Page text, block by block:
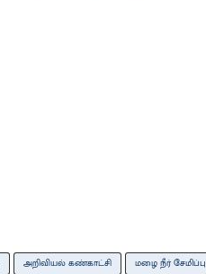
அறிவியல் கண்காட்சி மழை நீர் சேமிப்பு